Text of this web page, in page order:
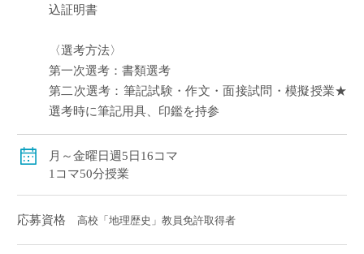
込証明書
〈選考方法〉
第一次選考：書類選考
第二次選考：筆記試験・作文・面接試問・模擬授業★
選考時に筆記用具、印鑑を持参
月～金曜日週5日16コマ
1コマ50分授業
応募資格 高校「地理歴史」教員免許取得者